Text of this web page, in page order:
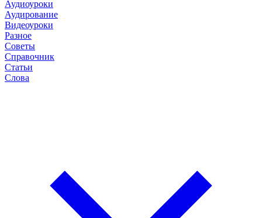
Аудиоуроки
Аудирование
Видеоуроки
Разное
Советы
Справочник
Статьи
Слова